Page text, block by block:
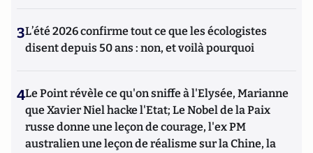
3L’été 2026 confirme tout ce que les écologistes
disent depuis 50 ans : non, et voilà pourquoi
4Le Point révèle ce qu'on sniffe à l'Elysée, Marianne
que Xavier Niel hacke l'Etat; Le Nobel de la Paix
russe donne une leçon de courage, l'ex PM
australien une leçon de réalisme sur la Chine, la